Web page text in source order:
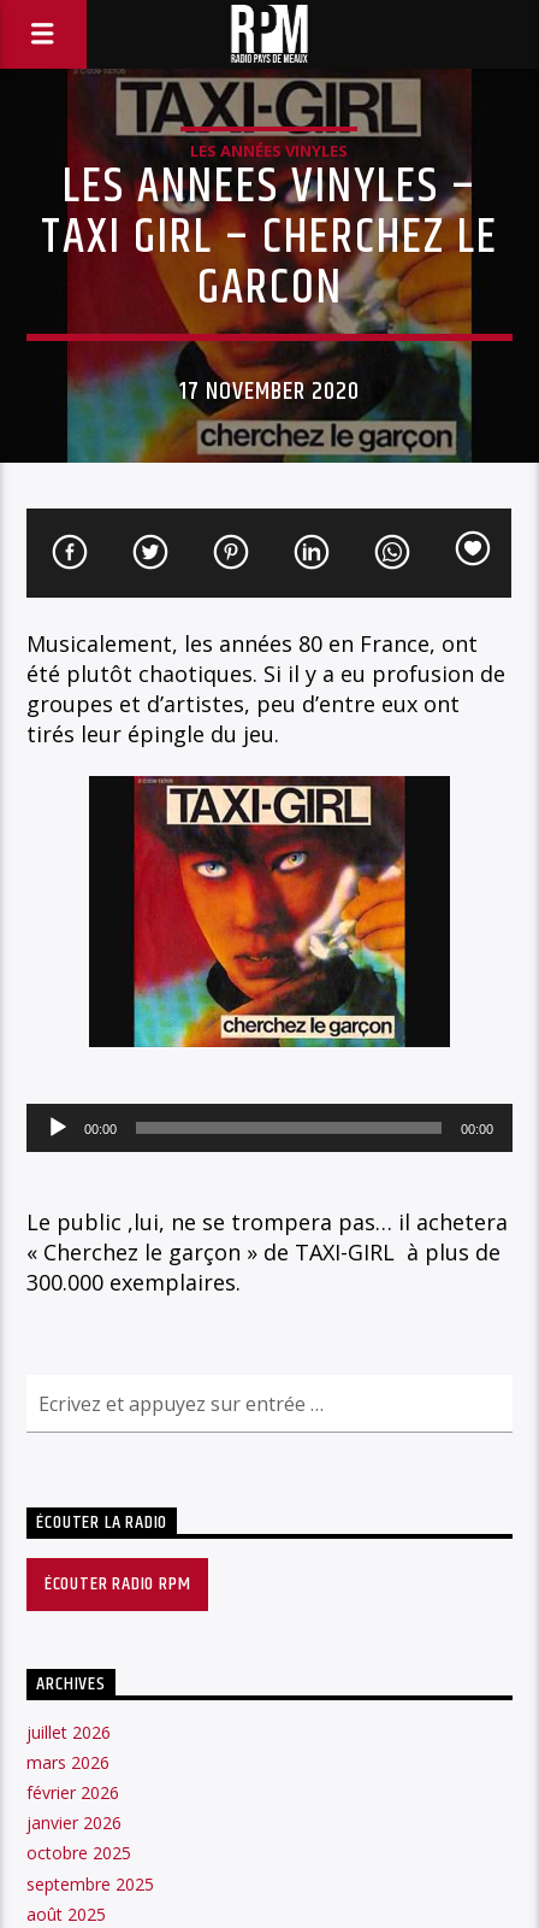
LES ANNÉES VINYLES
LES ANNEES VINYLES –
TAXI GIRL – CHERCHEZ LE
GARCON
17 NOVEMBER 2020
Musicalement, les années 80 en France, ont
été plutôt chaotiques. Si il y a eu profusion de
groupes et d’artistes, peu d’entre eux ont
tirés leur épingle du jeu.
Lecteur
audio
00:00 00:00
Le public ,lui, ne se trompera pas… il achetera
« Cherchez le garçon » de TAXI-GIRL à plus de
300.000 exemplaires.
ÉCOUTER LA RADIO
ÉCOUTER RADIO RPM
ARCHIVES
juillet 2026
mars 2026
février 2026
janvier 2026
octobre 2025
septembre 2025
août 2025